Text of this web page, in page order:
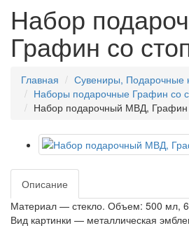
Набор
Графин со
Главная
Сувениры, Подарочные
Наборы подарочные Графин со
Набор подарочный МВД, Графин
Описание
Материал — стекло. Объем: 500 мл,
Вид картинки — металлическая